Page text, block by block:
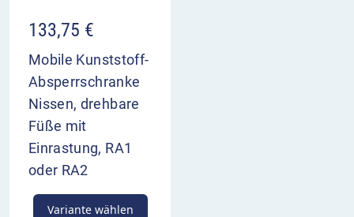
133,75 €
Mobile Kunststoff-
Absperrschranke
Nissen, drehbare
Füße mit
Einrastung, RA1
oder RA2
Variante wählen